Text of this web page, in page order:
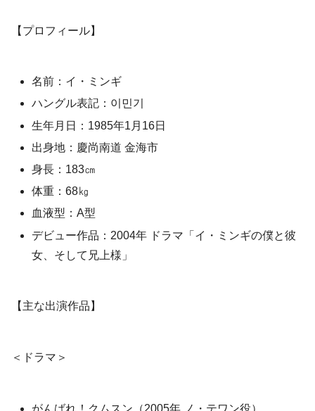
【プロフィール】
名前：イ・ミンギ
ハングル表記：이민기
生年月日：1985年1月16日
出身地：慶尚南道 金海市
身長：183㎝
体重：68㎏
血液型：A型
デビュー作品：2004年 ドラマ「イ・ミンギの僕と彼
女、そして兄上様」
【主な出演作品】
＜ドラマ＞
がんばれ！クムスン（2005年 ノ・テワン役）